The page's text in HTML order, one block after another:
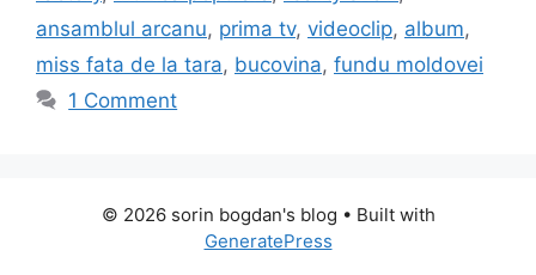
ansamblul arcanu, prima tv, videoclip, album,
miss fata de la tara, bucovina, fundu moldovei
1 Comment
© 2026 sorin bogdan's blog • Built with
GeneratePress